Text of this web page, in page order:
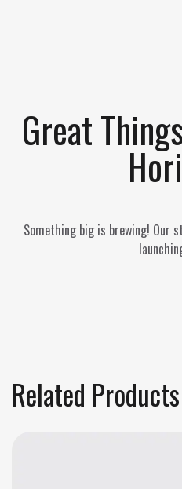
Great
Something big is brewing! Our
Related Products